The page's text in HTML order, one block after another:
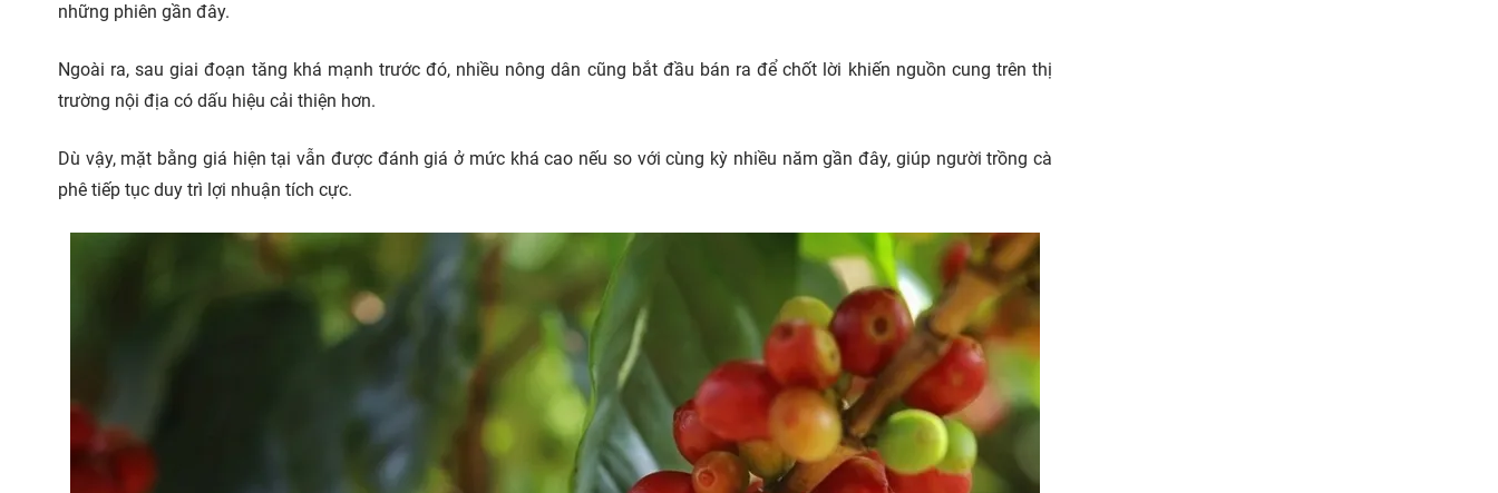
những phiên gần đây.
Ngoài ra, sau giai đoạn tăng khá mạnh trước đó, nhiều nông dân cũng bắt đầu bán ra để chốt lời khiến nguồn cung trên thị
trường nội địa có dấu hiệu cải thiện hơn.
Dù vậy, mặt bằng giá hiện tại vẫn được đánh giá ở mức khá cao nếu so với cùng kỳ nhiều năm gần đây, giúp người trồng cà
phê tiếp tục duy trì lợi nhuận tích cực.